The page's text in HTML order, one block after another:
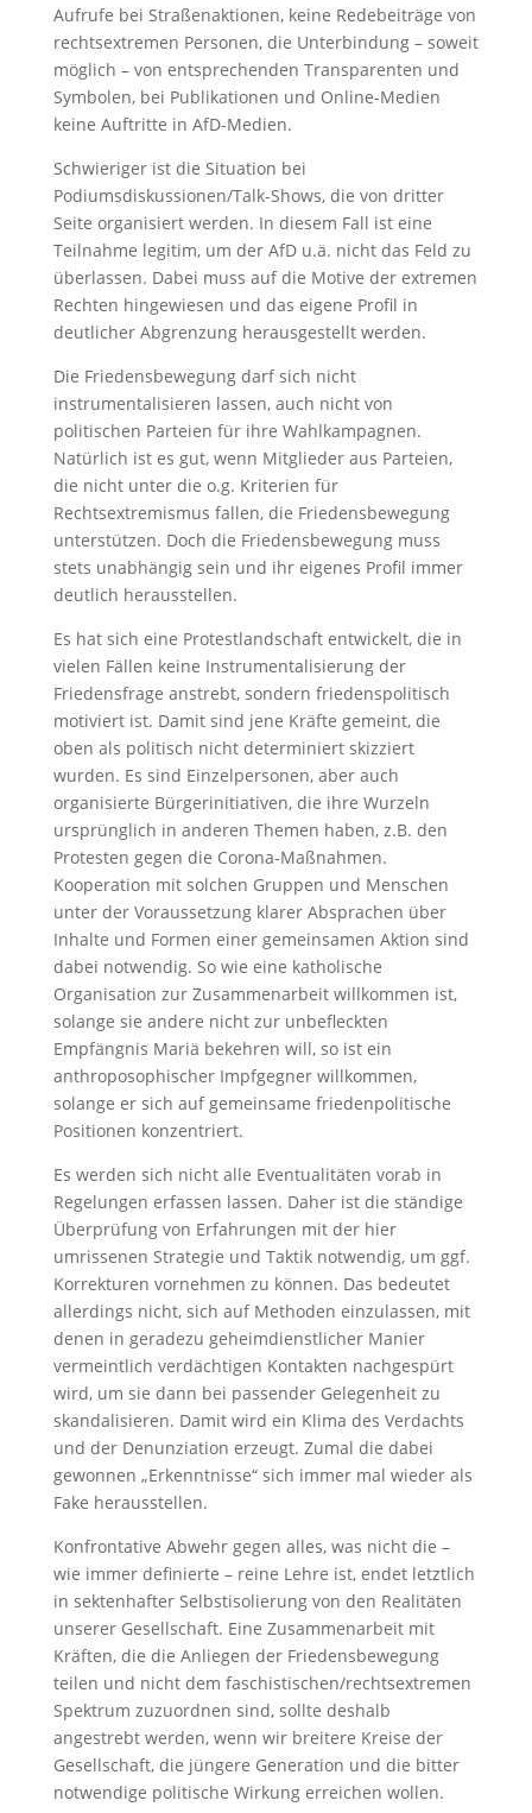
Aufrufe bei Straßenaktionen, keine Redebeiträge von
rechtsextremen Personen, die Unterbindung – soweit
möglich – von entsprechenden Transparenten und
Symbolen, bei Publikationen und Online-Medien
keine Auftritte in AfD-Medien.
Schwieriger ist die Situation bei
Podiumsdiskussionen/Talk-Shows, die von dritter
Seite organisiert werden. In diesem Fall ist eine
Teilnahme legitim, um der AfD u.ä. nicht das Feld zu
überlassen. Dabei muss auf die Motive der extremen
Rechten hingewiesen und das eigene Profil in
deutlicher Abgrenzung herausgestellt werden.
Die Friedensbewegung darf sich nicht
instrumentalisieren lassen, auch nicht von
politischen Parteien für ihre Wahlkampagnen.
Natürlich ist es gut, wenn Mitglieder aus Parteien,
die nicht unter die o.g. Kriterien für
Rechtsextremismus fallen, die Friedensbewegung
unterstützen. Doch die Friedensbewegung muss
stets unabhängig sein und ihr eigenes Profil immer
deutlich herausstellen.
Es hat sich eine Protestlandschaft entwickelt, die in
vielen Fällen keine Instrumentalisierung der
Friedensfrage anstrebt, sondern friedenspolitisch
motiviert ist. Damit sind jene Kräfte gemeint, die
oben als politisch nicht determiniert skizziert
wurden. Es sind Einzelpersonen, aber auch
organisierte Bürgerinitiativen, die ihre Wurzeln
ursprünglich in anderen Themen haben, z.B. den
Protesten gegen die Corona-Maßnahmen.
Kooperation mit solchen Gruppen und Menschen
unter der Voraussetzung klarer Absprachen über
Inhalte und Formen einer gemeinsamen Aktion sind
dabei notwendig. So wie eine katholische
Organisation zur Zusammenarbeit willkommen ist,
solange sie andere nicht zur unbefleckten
Empfängnis Mariä bekehren will, so ist ein
anthroposophischer Impfgegner willkommen,
solange er sich auf gemeinsame friedenpolitische
Positionen konzentriert.
Es werden sich nicht alle Eventualitäten vorab in
Regelungen erfassen lassen. Daher ist die ständige
Überprüfung von Erfahrungen mit der hier
umrissenen Strategie und Taktik notwendig, um ggf.
Korrekturen vornehmen zu können. Das bedeutet
allerdings nicht, sich auf Methoden einzulassen, mit
denen in geradezu geheimdienstlicher Manier
vermeintlich verdächtigen Kontakten nachgespürt
wird, um sie dann bei passender Gelegenheit zu
skandalisieren. Damit wird ein Klima des Verdachts
und der Denunziation erzeugt. Zumal die dabei
gewonnen „Erkenntnisse“ sich immer mal wieder als
Fake herausstellen.
Konfrontative Abwehr gegen alles, was nicht die –
wie immer definierte – reine Lehre ist, endet letztlich
in sektenhafter Selbstisolierung von den Realitäten
unserer Gesellschaft. Eine Zusammenarbeit mit
Kräften, die die Anliegen der Friedensbewegung
teilen und nicht dem faschistischen/rechtsextremen
Spektrum zuzuordnen sind, sollte deshalb
angestrebt werden, wenn wir breitere Kreise der
Gesellschaft, die jüngere Generation und die bitter
notwendige politische Wirkung erreichen wollen.